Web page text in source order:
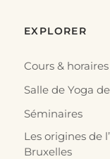
EXPLORER
Cours & horaires
Salle de Yoga
Séminaires
Les origines de
Bruxelles